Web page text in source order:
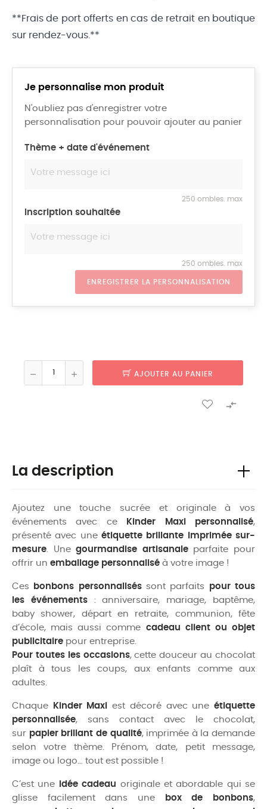
**Frais de port offerts en cas de retrait en boutique
sur rendez-vous.**
Je personnalise mon produit
N'oubliez pas d'enregistrer votre
personnalisation pour pouvoir ajouter au panier
Thème + date d'événement
250 ombles. max
Inscription souhaitée
250 ombles. max
ENREGISTRER LA PERSONNALISATION
AJOUTER AU PANIER

La description
Ajoutez une touche sucrée et originale à vos
événements avec ce
Kinder Maxi personnalisé,
présenté avec une étiquette brillante imprimée sur-
mesure . Unegourmandise artisanaleparfaite pour
offrir un emballage personnalisé à votre image !
Ces bonbons personnaliséssont parfaits pour tous
les événements: anniversaire, mariage, baptême,
baby shower, départ en retraite, communion, fête
d’école, mais aussi comme cadeau client ou objet
publicitaire pour entreprise.
Pour toutes les occasions, cette douceur au chocolat
plaît à tous les coups, aux enfants comme aux
adultes.
Chaque Kinder Maxi est décoré avec uneétiquette
personnalisée, sans contact avec le chocolat,
sur papier brillant de qualité, imprimée à la demande
selon votre thème. Prénom, date, petit message,
image ou logo… tout est possible !
C’est une idée cadeau originale et abordable qui se
glisse facilement dans une
box de bonbons,